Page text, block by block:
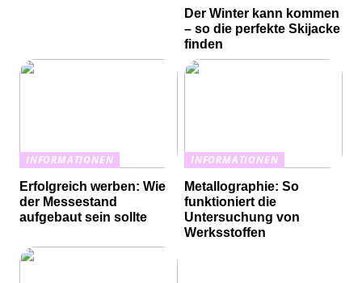
Der Winter kann kommen
– so die perfekte Skijacke
finden
INFORMATIONEN
Erfolgreich werben: Wie
der Messestand
aufgebaut sein sollte
INFORMATIONEN
Metallographie: So
funktioniert die
Untersuchung von
Werksstoffen